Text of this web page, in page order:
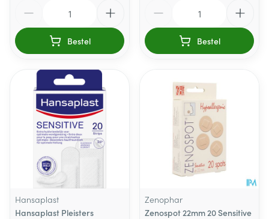
Bestel Bestel
Hansaplast
Hansaplast Pleisters
Zenophar
Zenospot 22mm 20 Sensitive